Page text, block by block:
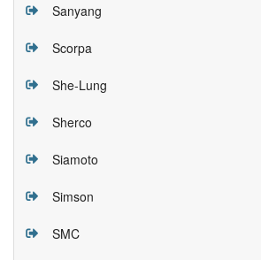
Sanyang
Scorpa
She-Lung
Sherco
Siamoto
Simson
SMC